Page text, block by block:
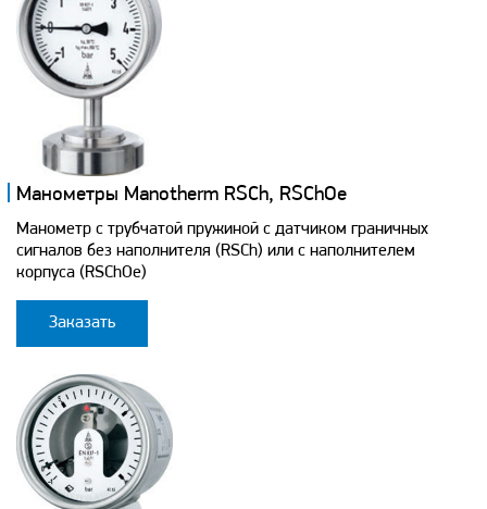
Манометры Manotherm RSCh, RSChOe
Манометр с трубчатой пружиной с датчиком граничных
сигналов без наполнителя (RSCh) или с наполнителем
корпуса (RSChOe)
Заказать